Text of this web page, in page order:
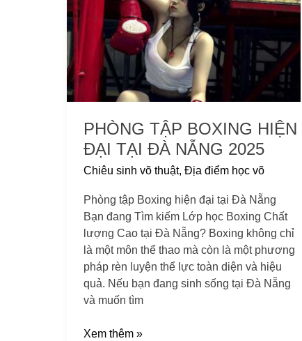
PHÒNG TẬP BOXING HIỆN
ĐẠI TẠI ĐÀ NẴNG 2025
Chiêu sinh võ thuật, Địa điểm học võ
Phòng tập Boxing hiện đại tại Đà Nẵng
Bạn đang Tìm kiếm Lớp học Boxing Chất
lượng Cao tại Đà Nẵng? Boxing không chỉ
là một môn thể thao mà còn là một phương
pháp rèn luyện thể lực toàn diện và hiệu
quả. Nếu bạn đang sinh sống tại Đà Nẵng
và muốn tìm
hiện
Nẵng
2025
Xem thêm »